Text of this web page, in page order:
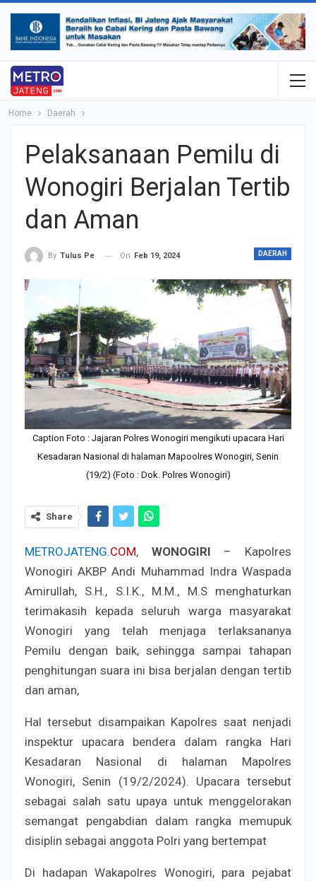
Home Daerah
Pelaksanaan Pemilu di
Wonogiri Berjalan Tertib
dan Aman
DAERAH
By Tulus Pe On Feb 19, 2024
Caption Foto : Jajaran Polres Wonogiri mengikuti upacara Hari
Kesadaran Nasional di halaman Mapoolres Wonogiri, Senin
(19/2) (Foto : Dok. Polres Wonogiri)
Share
METROJATENG.COM, WONOGIRI – Kapolres
Wonogiri AKBP Andi Muhammad Indra Waspada
Amirullah, S.H., S.I.K., M.M., M.S menghaturkan
terimakasih kepada seluruh warga masyarakat
Wonogiri yang telah menjaga terlaksananya
Pemilu dengan baik, sehingga sampai tahapan
penghitungan suara ini bisa berjalan dengan tertib
dan aman,
Hal tersebut disampaikan Kapolres saat nenjadi
inspektur upacara bendera dalam rangka Hari
Kesadaran Nasional di halaman Mapolres
Wonogiri, Senin (19/2/2024). Upacara tersebut
sebagai salah satu upaya untuk menggelorakan
semangat pengabdian dalam rangka memupuk
disiplin sebagai anggota Polri yang bertempat
Di hadapan Wakapolres Wonogiri, para pejabat